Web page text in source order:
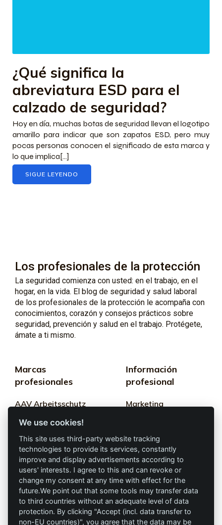
¿Qué significa la
abreviatura ESD para el
calzado de seguridad?
Hoy en día, muchas botas de seguridad llevan el logotipo
amarillo para indicar que son zapatos ESD, pero muy
pocas personas conocen el significado de esta marca y
lo que implica[…]
SIGUE LEYENDO
Los profesionales de la protección
La seguridad comienza con usted: en el trabajo, en el
hogar, en la vida. El blog de seguridad y salud laboral
de los profesionales de la protección le acompaña con
conocimientos, corazón y consejos prácticos sobre
seguridad, prevención y salud en el trabajo. Protégete,
ámate a ti mismo.
Marcas
profesionales
AAV Arbeitsschutz
Allprotec® Solo
trabaja seguro
Omniprotect –
Tienda Online
Información
profesional
Marketing
condiciones
Privacidad
Impresión
Contacto
We use cookies!
This site uses third-party website tracking
technologies to provide its services, constantly
improve and display advertisements according to
users' interests. I agree to this and can revoke or
change my consent at any time with effect for the
future.We point out that some tools may transfer data
to third countries without an adequate level of data
protection. By clicking "Accept (incl. data transfer to
non-EU countries)", you agree that the data may be